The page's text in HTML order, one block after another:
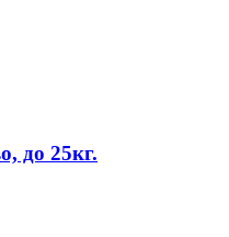
до 25кг.